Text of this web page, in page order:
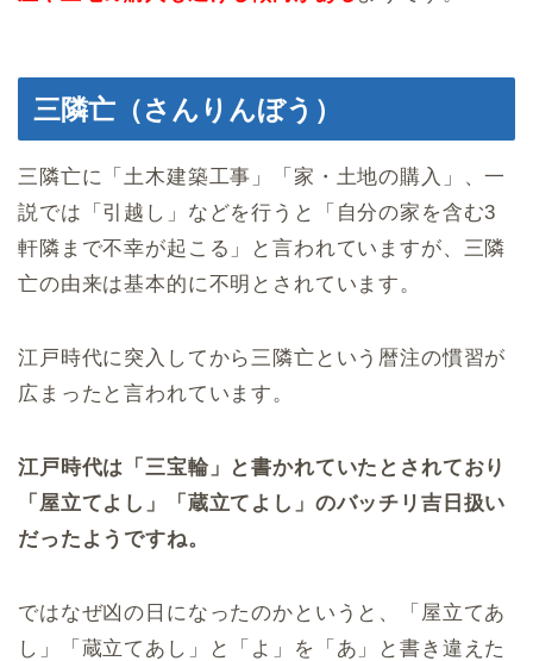
三隣亡（さんりんぼう）
三隣亡に「土木建築工事」「家・土地の購入」、一
説では「引越し」などを行うと「自分の家を含む3
軒隣まで不幸が起こる」と言われていますが、三隣
亡の由来は基本的に不明とされています。
江戸時代に突入してから三隣亡という暦注の慣習が
広まったと言われています。
江戸時代は「三宝輪」と書かれていたとされており
「屋立てよし」「蔵立てよし」のバッチリ吉日扱い
だったようですね。
ではなぜ凶の日になったのかというと、「屋立てあ
し」「蔵立てあし」と「よ」を「あ」と書き違えた